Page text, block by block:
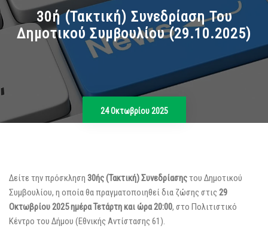
30ή (Τακτική) Συνεδρίαση Του
Δημοτικού Συμβουλίου (29.10.2025)
24 Οκτωβρίου 2025
Δείτε την πρόσκληση 30ής (Τακτική) Συνεδρίασηςτου Δημοτικού
Συμβουλίου, η οποία θα πραγματοποιηθεί δια ζώσης στις 29
Οκτωβρίου 2025 ημέρα Τετάρτη και ώρα 20:00, στο Πολιτιστικό
Κέντρο του Δήμου (Εθνικής Αντίστασης 61).